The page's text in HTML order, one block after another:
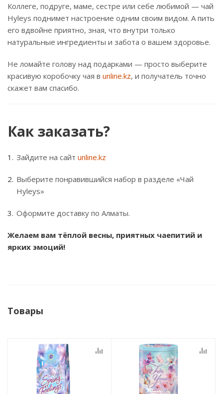
Коллеге, подруге, маме, сестре или себе любимой — чай
Hyleys поднимет настроение одним своим видом. А пить
его вдвойне приятно, зная, что внутри только
натуральные ингредиенты и забота о вашем здоровье.
Не ломайте голову над подарками — просто выберите
красивую коробочку чая в unline.kz, и получатель точно
скажет вам спасибо.
Как заказать?
Зайдите на сайт unline.kz
Выберите понравившийся набор в разделе «Чай
Hyleys»
Оформите доставку по Алматы.
Желаем вам тёплой весны, приятных чаепитий и
ярких эмоций!
Товары